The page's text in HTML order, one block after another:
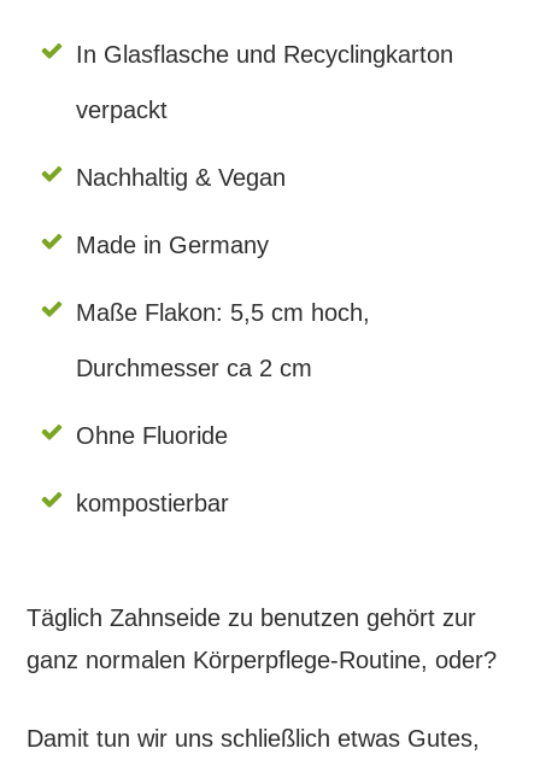
In Glasflasche und Recyclingkarton
verpackt
Nachhaltig & Vegan
Made in Germany
Maße Flakon: 5,5 cm hoch,
Durchmesser ca 2 cm
Ohne Fluoride
kompostierbar
Täglich Zahnseide zu benutzen gehört zur
ganz normalen Körperpflege-Routine, oder?
Damit tun wir uns schließlich etwas Gutes,